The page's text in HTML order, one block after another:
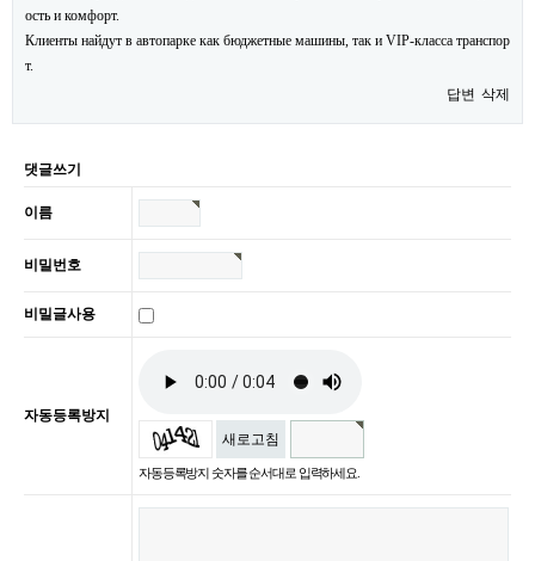
ость и комфорт.
Клиенты найдут в автопарке как бюджетные машины, так и VIP-класса транспор
т.
답변 삭제
댓글쓰기
이름
비밀번호
비밀글사용
자동등록방지
새로고침
자동등록방지 숫자를 순서대로 입력하세요.